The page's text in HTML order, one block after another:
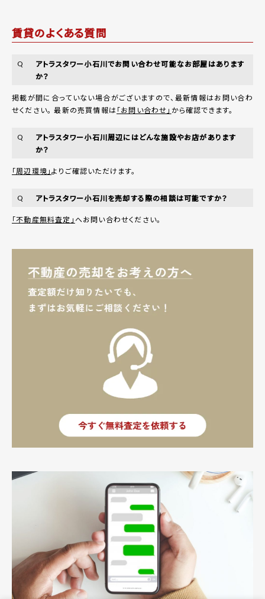
賃貸のよくある質問
Q
アトラスタワー小石川でお問い合わせ可能なお部屋はあります
か？
掲載が間に合っていない場合がございますので、最新情報はお問い合わ
せください。 最新の売買情報は「お問い合わせ」 から確認できます。
Q
アトラスタワー小石川周辺にはどんな施設やお店があります
か？
「周辺環境」よりご確認いただけます。
Q アトラスタワー小石川を売却する際の相談は可能ですか？
「不動産無料査定」へお問い合わせください。